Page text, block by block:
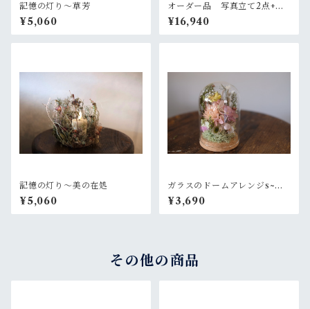
記憶の灯り〜草芳
¥5,060
オーダー品 写真立て2点+ガ
ラスのバルーンアレンジ2点
¥16,940
記憶の灯り〜美の在処
¥5,060
ガラスのドームアレンジs~ニ
ュアンスピンク
¥3,690
その他の商品